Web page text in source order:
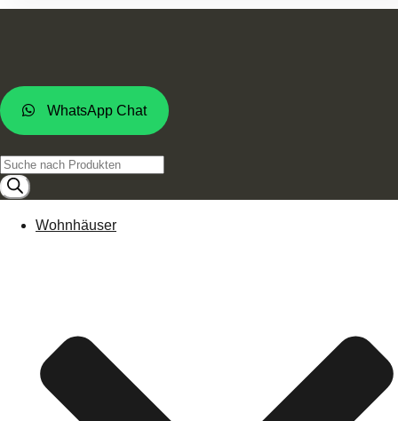
WhatsApp Chat
Products
search
Wohnhäuser